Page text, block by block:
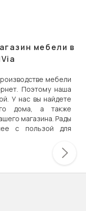
мебели в
мебели
Поэтому наша
У нас вы найдете
дома, а также
магазина. Рады
с пользой для